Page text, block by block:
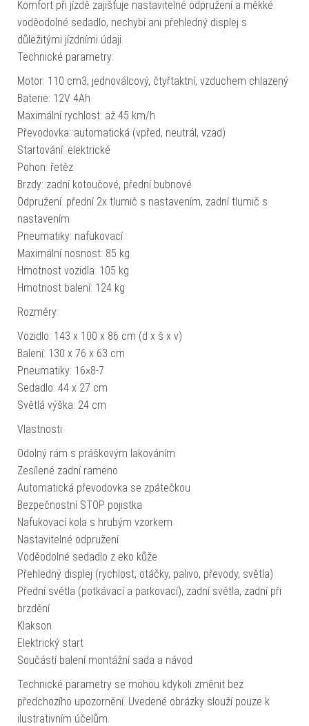
Komfort při jízdě zajišťuje nastavitelné odpružení a měkké
voděodolné sedadlo, nechybí ani přehledný displej s
důležitými jízdními údaji.
Technické parametry:
Motor: 110 cm3, jednoválcový, čtyřtaktní, vzduchem chlazený
Baterie: 12V 4Ah
Maximální rychlost: až 45 km/h
Převodovka: automatická (vpřed, neutrál, vzad)
Startování: elektrické
Pohon: řetěz
Brzdy: zadní kotoučové, přední bubnové
Odpružení: přední 2x tlumič s nastavením, zadní tlumič s
nastavením
Pneumatiky: nafukovací
Maximální nosnost: 85 kg
Hmotnost vozidla: 105 kg
Hmotnost balení: 124 kg
Rozměry:
Vozidlo: 143 x 100 x 86 cm (d x š x v)
Balení: 130 x 76 x 63 cm
Pneumatiky: 16×8-7
Sedadlo: 44 x 27 cm
Světlá výška: 24 cm
Vlastnosti:
Odolný rám s práškovým lakováním
Zesílené zadní rameno
Automatická převodovka se zpátečkou
Bezpečnostní STOP pojistka
Nafukovací kola s hrubým vzorkem
Nastavitelné odpružení
Voděodolné sedadlo z eko kůže
Přehledný displej (rychlost, otáčky, palivo, převody, světla)
Přední světla (potkávací a parkovací), zadní světla, zadní při
brzdění
Klakson
Elektrický start
Součástí balení montážní sada a návod
Technické parametry se mohou kdykoli změnit bez
předchozího upozornění. Uvedené obrázky slouží pouze k
ilustrativním účelům.